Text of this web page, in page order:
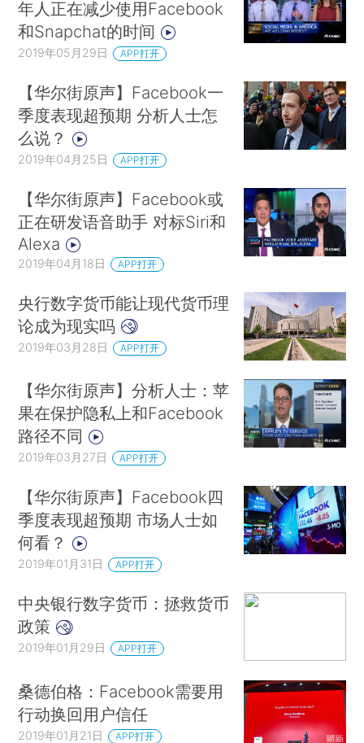
年人正在减少使用Facebook
和Snapchat的时间
2019年05月29日 APP打开
【华尔街原声】Facebook一
季度表现超预期 分析人士怎
么说？
2019年04月25日 APP打开
【华尔街原声】Facebook或
正在研发语音助手 对标Siri和
Alexa
2019年04月18日 APP打开
央行数字货币能让现代货币理
论成为现实吗
2019年03月28日 APP打开
【华尔街原声】分析人士：苹
果在保护隐私上和Facebook
路径不同
2019年03月27日 APP打开
【华尔街原声】Facebook四
季度表现超预期 市场人士如
何看？
2019年01月31日 APP打开
中央银行数字货币：拯救货币
政策
2019年01月29日 APP打开
桑德伯格：Facebook需要用
行动换回用户信任
2019年01月21日 APP打开